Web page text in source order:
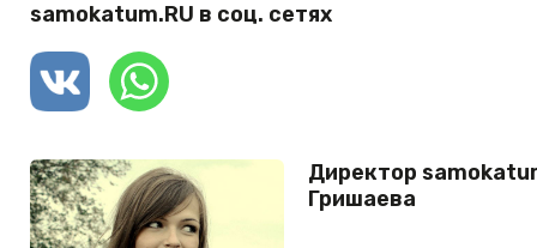
samokatum.RU в соц. сетях
Директор
Гришаева